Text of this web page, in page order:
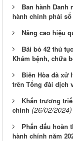
Ban hành Danh
hành chính phải số
Nâng cao hiệu
Bãi bỏ 42 thủ
Khám bệnh, chữa
Biên Hòa đã xử
trên Tổng đài dịch
Khẩn trương
chính (26/02/2024)
Phấn đấu hoàn
hành chính năm